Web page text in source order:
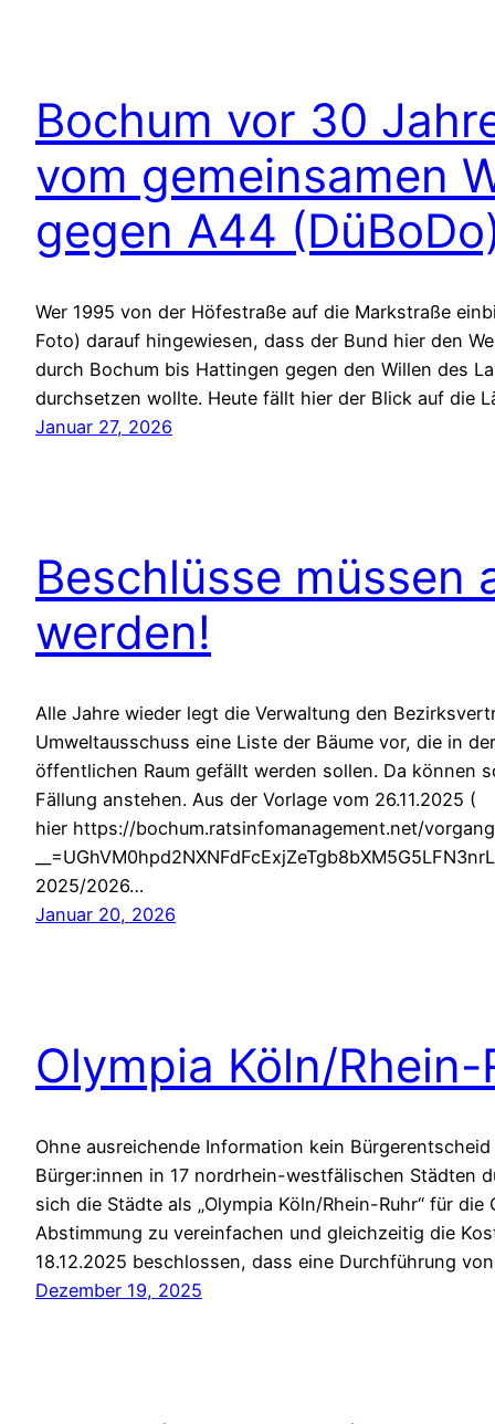
Bochum vor 30
vom gemeinsamen
gegen A44
Wer 1995 von der Höfestraße auf die Markstraße
Foto) darauf hingewiesen, dass der Bund hier den
durch Bochum bis Hattingen gegen den Willen des
durchsetzen wollte. Heute fällt hier der Blick auf die
Januar 27, 2026
Beschlüsse müssen
werden!
Alle Jahre wieder legt die Verwaltung den
Umweltausschuss eine Liste der Bäume vor, die in
öffentlichen Raum gefällt werden sollen. Da können
Fällung anstehen. Aus der Vorlage vom 26.11.2025 (
hier https://bochum.ratsinfomanagement.net/
2025/2026…
Januar 20, 2026
Olympia Köln/Rhein-
Ohne ausreichende Information kein
Bürger:innen in 17 nordrhein-westfälischen Städten
sich die Städte als „Olympia Köln/Rhein-Ruhr“ für
Abstimmung zu vereinfachen und gleichzeitig die
18.12.2025 beschlossen, dass eine Durchführung
Dezember 19, 2025